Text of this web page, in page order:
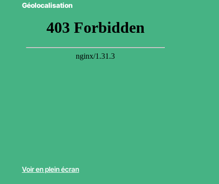
Géolocalisation
Voir en plein écran